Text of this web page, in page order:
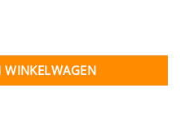
WINKELWAGEN